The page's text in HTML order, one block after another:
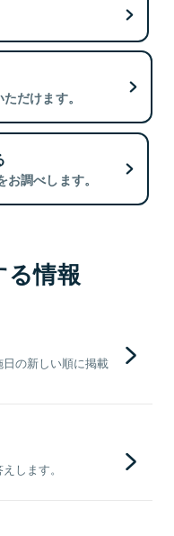
だけます。
調べします。
る情報
の新しい順に掲載
します。